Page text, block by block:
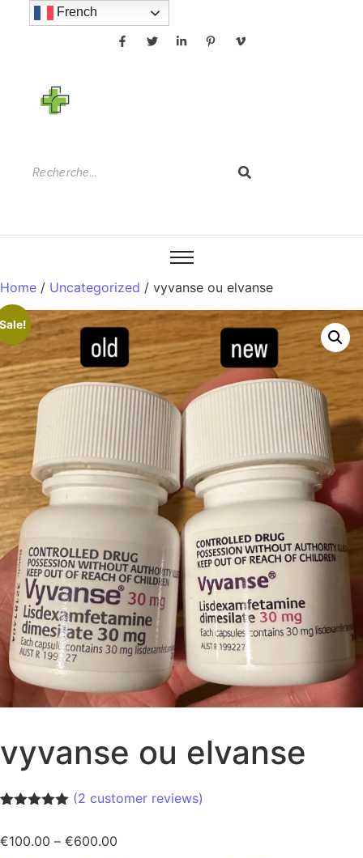
Home / Uncategorized / vyvanse ou elvanse
vyvanse ou elvanse
based on
(2 customer reviews)
€100.00 – €600.00
French